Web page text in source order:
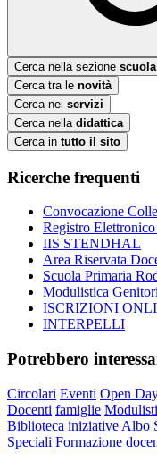
Cerca nella sezione scuola
Cerca tra le novità
Cerca nei servizi
Cerca nella didattica
Cerca in tutto il sito
Ricerche frequenti
Convocazione
Registro
IIS STENDHAL
Area Riservata
Scuola Primaria
Modulistica Genitori
ISCRIZIONI
INTERPELLI
Potrebbero
Circolari Eventi Open
Docenti famiglie
Biblioteca iniziative Albo
Speciali Formazione